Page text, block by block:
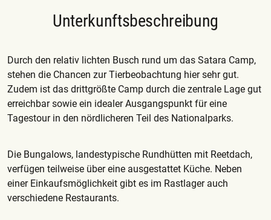
Unterkunftsbeschreibung
Durch den relativ lichten Busch rund um das Satara Camp,
stehen die Chancen zur Tierbeobachtung hier sehr gut.
Zudem ist das drittgrößte Camp durch die zentrale Lage gut
erreichbar sowie ein idealer Ausgangspunkt für eine
Tagestour in den nördlicheren Teil des Nationalparks.
Die Bungalows, landestypische Rundhütten mit Reetdach,
verfügen teilweise über eine ausgestattet Küche. Neben
einer Einkaufsmöglichkeit gibt es im Rastlager auch
verschiedene Restaurants.